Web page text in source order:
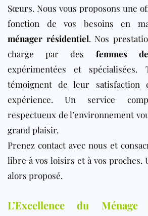
Sœurs. Nous vous proposons une
fonction de vos besoins en
ménager résidentiel. Nos
charge par des femmes
expérimentées et spécialisées.
témoignent de leur satisfaction
expérience. Un service
respectueux de l’environnement
grand plaisir.
Prenez contact avec nous et
libre à vos loisirs et à vos proches.
alors proposé.
L’Excellence du